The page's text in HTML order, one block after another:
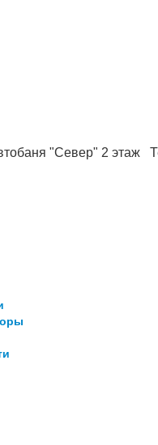
"Север" 2 этаж